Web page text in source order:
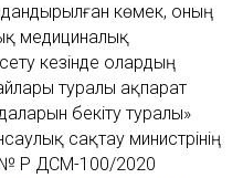
көмек, оның
медициналық
кезінде олардың
туралы ақпарат
бекіту туралы»
сақтау министрінің
ҚР ДСМ-100/2020